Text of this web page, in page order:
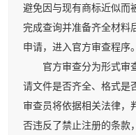
避免因与现有商标近似而
完成查询并准备齐全材料
申请，进入官方审查程序。
官方审查分为形式审查
请文件是否齐全、格式是
审查员将依据相关法律，
否违反了禁止注册的条款